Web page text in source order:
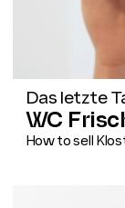
Das letzte
WC
How to sell